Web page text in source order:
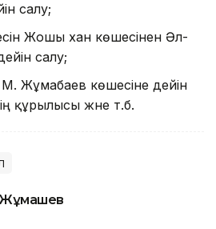
салу;
Жошы хан көшесінен Әл-
салу;
Жұмабаев көшесіне дейін
құрылысы және т.б.